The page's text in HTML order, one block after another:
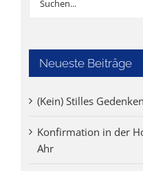
Neueste Beiträge
(Kein) Stilles
Konfirmation in der
Ahr